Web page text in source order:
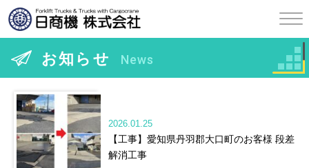
お知らせ News
2026.01.25
【工事】愛知県丹羽郡大口町のお客様 段差
解消工事